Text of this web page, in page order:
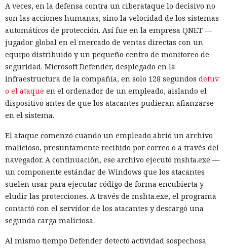
A veces, en la defensa contra un ciberataque lo decisivo no
son las acciones humanas, sino la velocidad de los sistemas
automáticos de protección. Así fue en la empresa QNET —
jugador global en el mercado de ventas directas con un
equipo distribuido y un pequeño centro de monitoreo de
seguridad. Microsoft Defender, desplegado en la
infraestructura de la compañía, en solo 128 segundos detuv
o el ataque en el ordenador de un empleado, aislando el
dispositivo antes de que los atacantes pudieran afianzarse
en el sistema.
El ataque comenzó cuando un empleado abrió un archivo
malicioso, presuntamente recibido por correo o a través del
navegador. A continuación, ese archivo ejecutó mshta.exe —
un componente estándar de Windows que los atacantes
suelen usar para ejecutar código de forma encubierta y
eludir las protecciones. A través de mshta.exe, el programa
contactó con el servidor de los atacantes y descargó una
segunda carga maliciosa.
Al mismo tiempo Defender detectó actividad sospechosa